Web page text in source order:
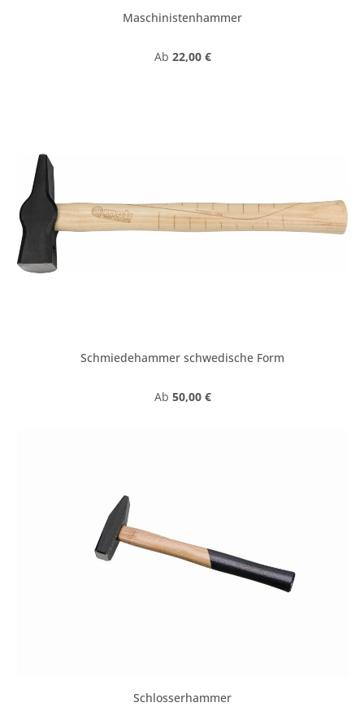
Maschinistenhammer
Regulärer Preis:
Ab 22,00 €
Schmiedehammer schwedische Form
Regulärer Preis:
Ab 50,00 €
Schlosserhammer